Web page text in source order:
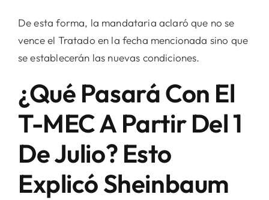
De esta forma, la mandataria aclaró que no se
vence el Tratado en la fecha mencionada sino que
se establecerán las nuevas condiciones.
¿Qué Pasará Con El
T-MEC A Partir Del 1
De Julio? Esto
Explicó Sheinbaum